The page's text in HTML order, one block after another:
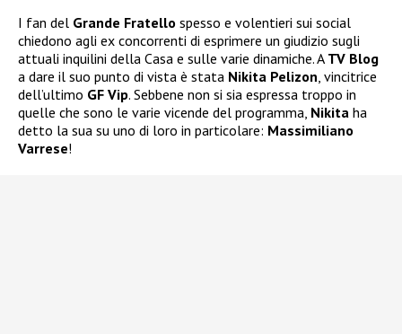
I fan del Grande Fratello spesso e volentieri sui social
chiedono agli ex concorrenti di esprimere un giudizio sugli
attuali inquilini della Casa e sulle varie dinamiche. A TV Blog
a dare il suo punto di vista è stata Nikita Pelizon , vincitrice
dell’ultimo GF Vip. Sebbene non si sia espressa troppo in
quelle che sono le varie vicende del programma, Nikita ha
detto la sua su uno di loro in particolare: Massimiliano
Varrese!